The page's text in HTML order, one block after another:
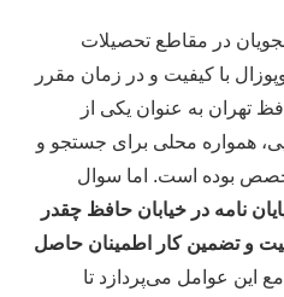
در مقاطع تحصیلات
با کیفیت و در زمان مقرر
تهران به عنوان یکی از
همواره محلی برای جستجو و
بوده است. اما سوال
نامه در خیابان حافظ چقدر
و تضمین کار اطمینان حاصل
این عوامل می‌پردازد تا